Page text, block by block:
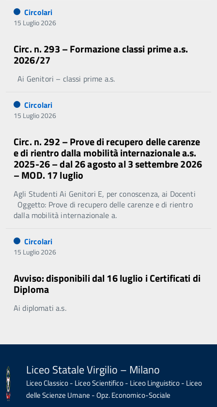
Circolari
15 Luglio 2026
Circ. n. 293 – Formazione classi prime a.s.
2026/27
Ai Genitori – classi prime a.s.
Circolari
15 Luglio 2026
Circ. n. 292 – Prove di recupero delle carenze
e di rientro dalla mobilità internazionale a.s.
2025-26 – dal 26 agosto al 3 settembre 2026
– MOD. 17 luglio
Agli Studenti Ai Genitori E, per conoscenza, ai Docenti
Oggetto: Prove di recupero delle carenze e di rientro
dalla mobilità internazionale a.
Circolari
15 Luglio 2026
Avviso: disponibili dal 16 luglio i Certificati di
Diploma
Ai diplomati a.s.
Liceo Statale Virgilio – Milano
Liceo Classico - Liceo Scientifico - Liceo Linguistico - Liceo
delle Scienze Umane - Opz. Economico-Sociale